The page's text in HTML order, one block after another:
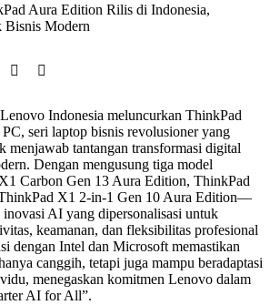
Lenovo Indonesia meluncurkan ThinkPad
seri laptop bisnis revolusioner yang
menjawab tantangan transformasi digital
Dengan mengusung tiga model
Carbon Gen 13 Aura Edition, ThinkPad
X1 2-in-1 Gen 10 Aura Edition—
AI yang dipersonalisasi untuk
keamanan, dan fleksibilitas profesional
dengan Intel dan Microsoft memastikan
canggih, tetapi juga mampu beradaptasi
menegaskan komitmen Lenovo dalam
AI for All”.